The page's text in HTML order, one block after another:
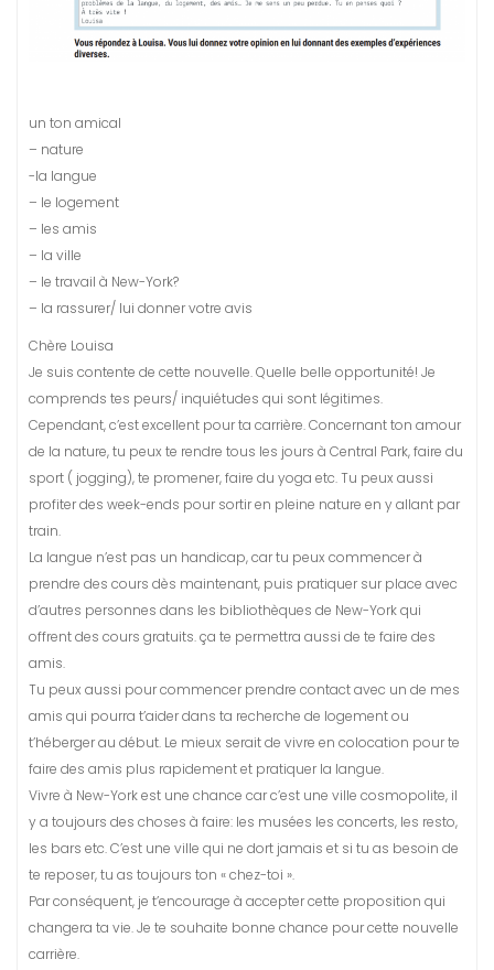
un ton amical
– nature
-la langue
– le logement
– les amis
– la ville
– le travail à New-York?
– la rassurer/ lui donner votre avis
Chère Louisa
Je suis contente de cette nouvelle. Quelle belle opportunité! Je
comprends tes peurs/ inquiétudes qui sont légitimes.
Cependant, c’est excellent pour ta carrière. Concernant ton amour
de la nature, tu peux te rendre tous les jours à Central Park, faire du
sport ( jogging), te promener, faire du yoga etc. Tu peux aussi
profiter des week-ends pour sortir en pleine nature en y allant par
train.
La langue n’est pas un handicap, car tu peux commencer à
prendre des cours dès maintenant, puis pratiquer sur place avec
d’autres personnes dans les bibliothèques de New-York qui
offrent des cours gratuits. ça te permettra aussi de te faire des
amis.
Tu peux aussi pour commencer prendre contact avec un de mes
amis qui pourra t’aider dans ta recherche de logement ou
t’héberger au début. Le mieux serait de vivre en colocation pour te
faire des amis plus rapidement et pratiquer la langue.
Vivre à New-York est une chance car c’est une ville cosmopolite, il
y a toujours des choses à faire: les musées les concerts, les resto,
les bars etc. C’est une ville qui ne dort jamais et si tu as besoin de
te reposer, tu as toujours ton « chez-toi ».
Par conséquent, je t’encourage à accepter cette proposition qui
changera ta vie. Je te souhaite bonne chance pour cette nouvelle
carrière.